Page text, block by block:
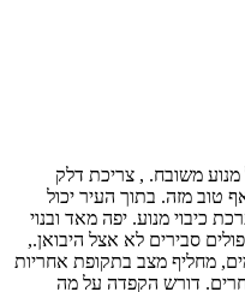
מנוע משובח. , צריכת דלק
1:14. מחוץ לעיר בשיוט 1:20 ואף טוב מזה. בתוך העיר יכול
כיבוי מנוע. יפה מאד ובנוי
סבירים לא אצל היבואן.,
מחליף מצב בתקופת אחריות
דורש הקפדה על מה